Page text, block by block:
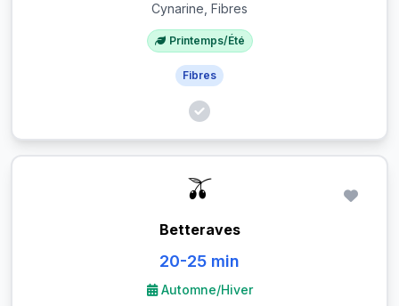
Cynarine, Fibres
Printemps/Été
Fibres
🫒
Betteraves
20-25 min
Automne/Hiver